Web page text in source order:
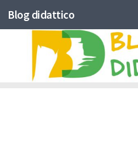
Skip to content
Blog didattico